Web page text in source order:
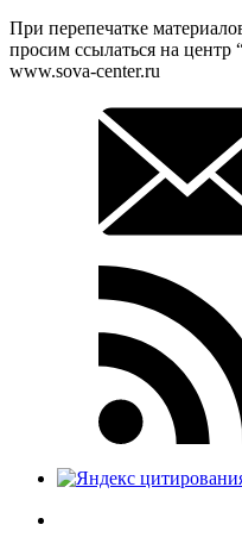
При перепечатке
просим ссылаться на
www.sova-center.ru